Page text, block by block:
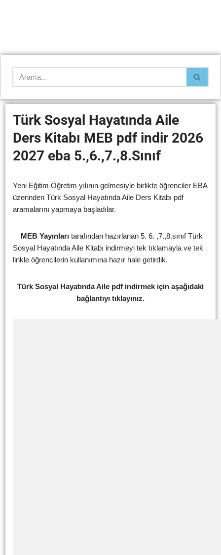
Türk Sosyal Hayatında Aile
Ders Kitabı MEB pdf indir 2026
2027 eba 5.,6.,7.,8.Sınıf
Yeni Eğitim Öğretim yılının gelmesiyle birlikte öğrenciler EBA
üzerinden Türk Sosyal Hayatında Aile Ders Kitabı pdf
aramalarını yapmaya başladılar.
MEB Yayınları tarafından hazırlanan 5. 6. ,7.,8.sınıf Türk
Sosyal Hayatında Aile Kitabı indirmeyi tek tıklamayla ve tek
linkle öğrencilerin kullanımına hazır hale getirdik.
Türk Sosyal Hayatında Aile pdf indirmek için aşağıdaki
bağlantıyı tıklayınız.